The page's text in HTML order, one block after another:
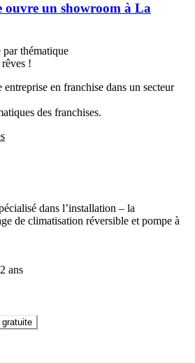
ouvre un showroom à La
par thématique
!
en franchise dans un secteur
des franchises.
dans l’installation – la
de climatisation réversible et pompe à
ans
gratuite